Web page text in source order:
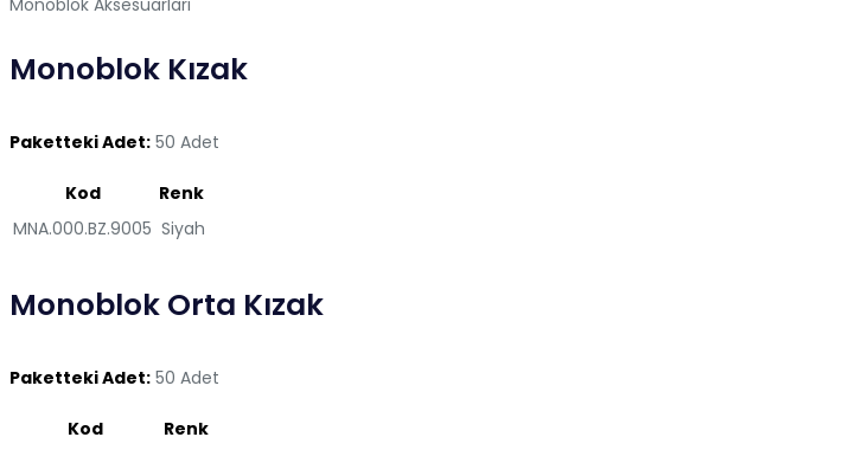
Monoblok Kızak
Paketteki Adet: 50 Adet
Kod
Renk
MNA.000.BZ.9005 Siyah
Monoblok Orta Kızak
Paketteki Adet: 50 Adet
Kod
Renk